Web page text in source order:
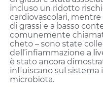
incluso un ridotto
cardiovascolari,
di grassi e a basso
comunemente
cheto – sono state
dell’infiammazione a
è stato ancora
influiscano sul sistema
microbiota.